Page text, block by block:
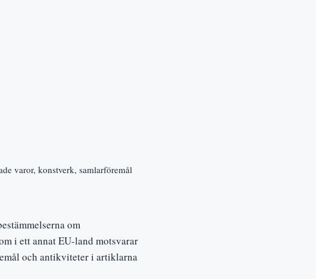
varor, konstverk, samlarföremål
om
i ett annat EU-land motsvarar
och antikviteter i artiklarna